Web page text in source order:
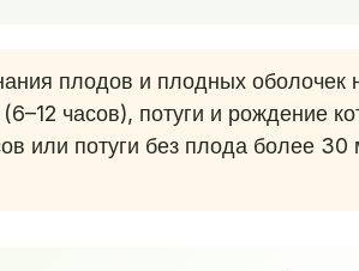
плодов и плодных оболочек
часов), потуги и рождение
или потуги без плода более